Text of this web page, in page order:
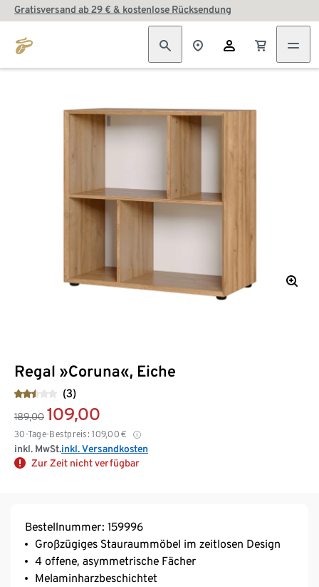
Gratisversand ab 29 € & kostenlose Rücksendung
Regal »Coruna«, Eiche
(3)
189,00 109,00
30-Tage-Bestpreis: 109,00 €
inkl. MwSt.inkl. Versandkosten
Zur Zeit nicht verfügbar
Bestellnummer: 159996
Großzügiges Stauraummöbel im zeitlosen Design
4 offene, asymmetrische Fächer
Melaminharzbeschichtet